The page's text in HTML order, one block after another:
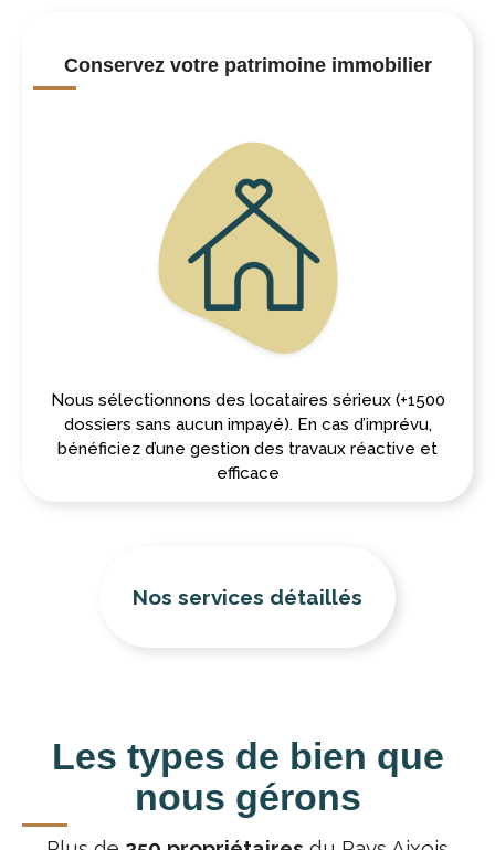
Conservez votre patrimoine immobilier
Nous sélectionnons des locataires sérieux (+1500
dossiers sans aucun impayé). En cas d’imprévu,
bénéficiez d’une gestion des travaux réactive et
efficace
Nos services détaillés
Les types de bien que
nous gérons